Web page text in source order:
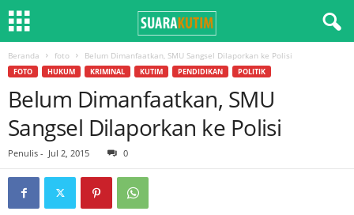
Beranda foto Belum Dimanfaatkan, SMU Sangsel Dilaporkan ke Polisi
FOTO HUKUM KRIMINAL KUTIM PENDIDIKAN POLITIK
Belum Dimanfaatkan, SMU
Sangsel Dilaporkan ke Polisi
Penulis - Jul 2, 2015 0